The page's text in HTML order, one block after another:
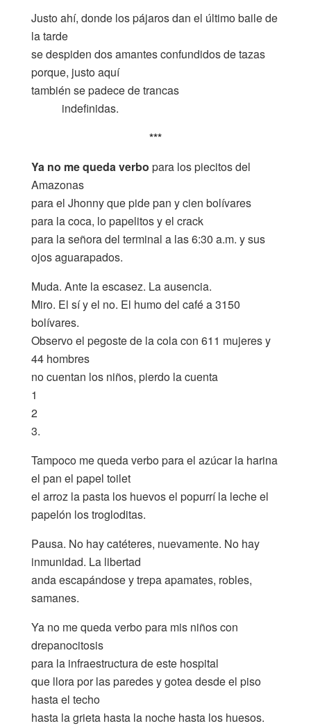
Justo ahí, donde los pájaros dan el último baile de
la tarde
se despiden dos amantes confundidos de tazas
porque, justo aquí
también se padece de trancas
indefinidas.
***
Ya no me queda verbo para los piecitos del
Amazonas
para el Jhonny que pide pan y cien bolívares
para la coca, lo papelitos y el crack
para la señora del terminal a las 6:30 a.m. y sus
ojos aguarapados.
Muda. Ante la escasez. La ausencia.
Miro. El sí y el no. El humo del café a 3150
bolívares.
Observo el pegoste de la cola con 611 mujeres y
44 hombres
no cuentan los niños, pierdo la cuenta
1
2
3.
Tampoco me queda verbo para el azúcar la harina
el pan el papel toilet
el arroz la pasta los huevos el popurrí la leche el
papelón los trogloditas.
Pausa. No hay catéteres, nuevamente. No hay
inmunidad. La libertad
anda escapándose y trepa apamates, robles,
samanes.
Ya no me queda verbo para mis niños con
drepanocitosis
para la infraestructura de este hospital
que llora por las paredes y gotea desde el piso
hasta el techo
hasta la grieta hasta la noche hasta los huesos.